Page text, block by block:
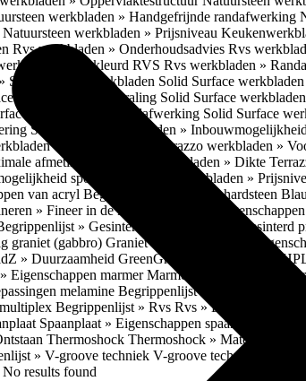
werkbladen » Handgefrijnde randafwerking
Natuursteen werkbladen » Prijsniveau
Rvs werkbladen » Onderhoudsadvies Rvs
» Gekleurd RVS Rvs werkbladen »
Solid Surface werkbladen Solid Surface
werkbladen » Uitstraling Solid Surface
werkbladen » Randafwerking Solid Surface
Solid Surface werkbladen »
» Eigenschappen Terrazzo werkbladen »
afmetingen Terrazzo werkbladen » Dikte
spoelbak Terrazzo werkbladen »
van acryl Begrippenlijst » Blauwe hardsteen
» Fineer in de keuken Fineren »
» Gesinterd productieproces Gesinterd
graniet (gabbro) Graniet » Gneis Graniet »
» Duurzaamheid GreenGridz Begrippenlijst »
Eigenschappen marmerMarmer » Productie
melamine Begrippenlijst » Multiplex
Begrippenlijst » Rvs Rvs » Eigenschappen
Spaanplaat » Eigenschappen spaanplaat
Thermoshock Thermoshock » Materialen &
» V-groove techniek V-groove techniek »
No results found